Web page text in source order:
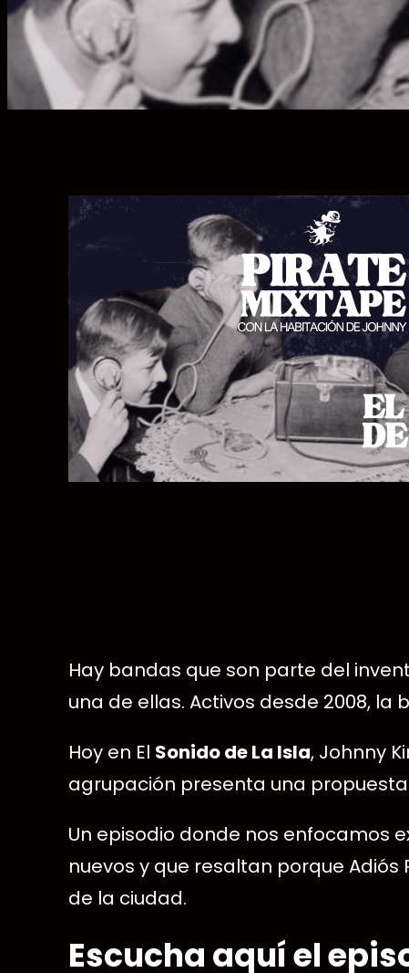
Hay bandas que son parte del
una de ellas. Activos desde 2008,
Hoy en El Sonido de La Isla, Johnny
agrupación presenta una
Un episodio donde nos enfocamos
nuevos y que resaltan porque
de la ciudad.
Escucha aquí el